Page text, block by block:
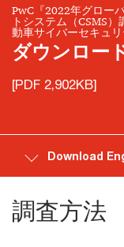
PwC『2022年グロー
トシステム（CSMS
動車サイバーセキュ
ダウンロー
[PDF 2,902KB]
Download
調査方法